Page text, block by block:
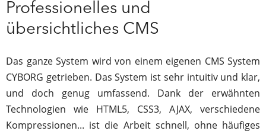
Professionelles und
übersichtliches CMS
Das ganze System wird von einem eigenen CMS System
CYBORG getrieben. Das System ist sehr intuitiv und klar,
und doch genug umfassend. Dank der erwähnten
Technologien wie HTML5, CSS3, AJAX, verschiedene
Kompressionen... ist die Arbeit schnell, ohne häufiges